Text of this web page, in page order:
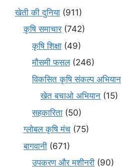
खेती की दुनिया (911)
कृषि समाचार(742)
कृषि शिक्षा (49)
मौसमी फसल(246)
विकसित कृषि संकल्प अभियान
खेत बचाओ अभियान (15)
सहकारिता (50)
ग्लोबल कृषि मंच (75)
बागवानी (671)
उपकरण और मशीनरी (90)